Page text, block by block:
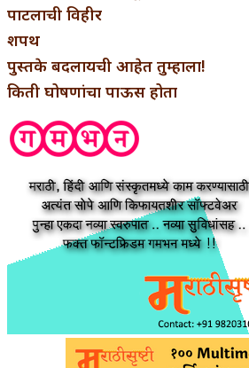
पाटलाची विहीर
शपथ
पुस्तके बदलायची आहेत तुम्हाला!
किती घोषणांचा पाऊस होता